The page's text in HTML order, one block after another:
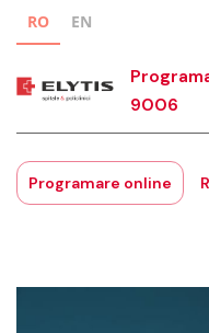
RO EN
9006
Programare online